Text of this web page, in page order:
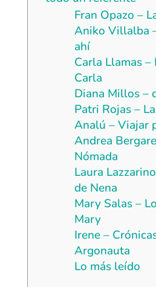
Fran Opazo –
Aniko Villalba
ahí
Carla Llamas –
Carla
Diana Millos –
Patri Rojas –
Analú – Viajar
Andrea
Nómada
Laura
de Nena
Mary Salas –
Mary
Irene –
Argonauta
Lo más leído